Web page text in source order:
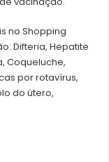
no Shopping
Difteria, Hepatite
Coqueluche,
por rotavírus,
do útero,